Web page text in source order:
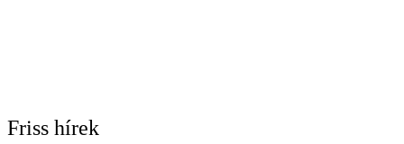
Friss hírek